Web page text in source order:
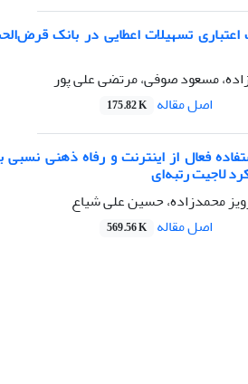
اعتباری تسهیلات اعطایی در بانک
مسعود صوفی، مرتضی علی پور
اصل مقاله 175.82 K
فعال از اینترنت و رفاه ذهنی
لاجیت رتبه‌ای
محمدزاده، حسین علی شیاع
اصل مقاله 569.56 K